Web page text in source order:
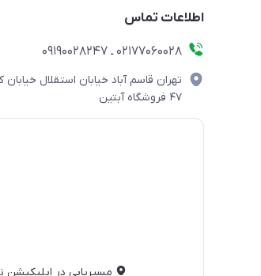
اطلاعات تماس
۰۲۱۷۷۰۶۰۰۲۸ ـ ۰۹۱۹۰۰۲۸۲۴۷
تهران قاسم آباد خیابان استقلال
۴۷ فروشگاه آبتین
مسیریابی در اپلیکیشن